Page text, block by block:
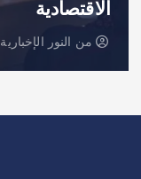
الاقتصادية
من النور الإخبارية